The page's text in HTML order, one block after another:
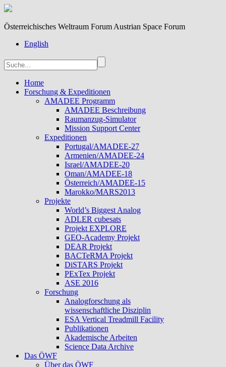
Österreichisches Weltraum Forum Austrian Space Forum
English
Home
Forschung & Expeditionen
AMADEE Programm
AMADEE Beschreibung
Raumanzug-Simulator
Mission Support Center
Expeditionen
Portugal/AMADEE-27
Armenien/AMADEE-24
Israel/AMADEE-20
Oman/AMADEE-18
Österreich/AMADEE-15
Marokko/MARS2013
Projekte
World’s Biggest Analog
ADLER cubesats
Projekt EXPLORE
GEO-Academy Projekt
DEAR Projekt
BACTeRMA Projekt
DiSTARS Projekt
PExTex Projekt
ASE 2016
Forschung
Analogforschung als
wissenschaftliche Disziplin
ESA Vertical Treadmill Facility
Publikationen
Akademische Arbeiten
Science Data Archive
Das ÖWF
Über das ÖWF